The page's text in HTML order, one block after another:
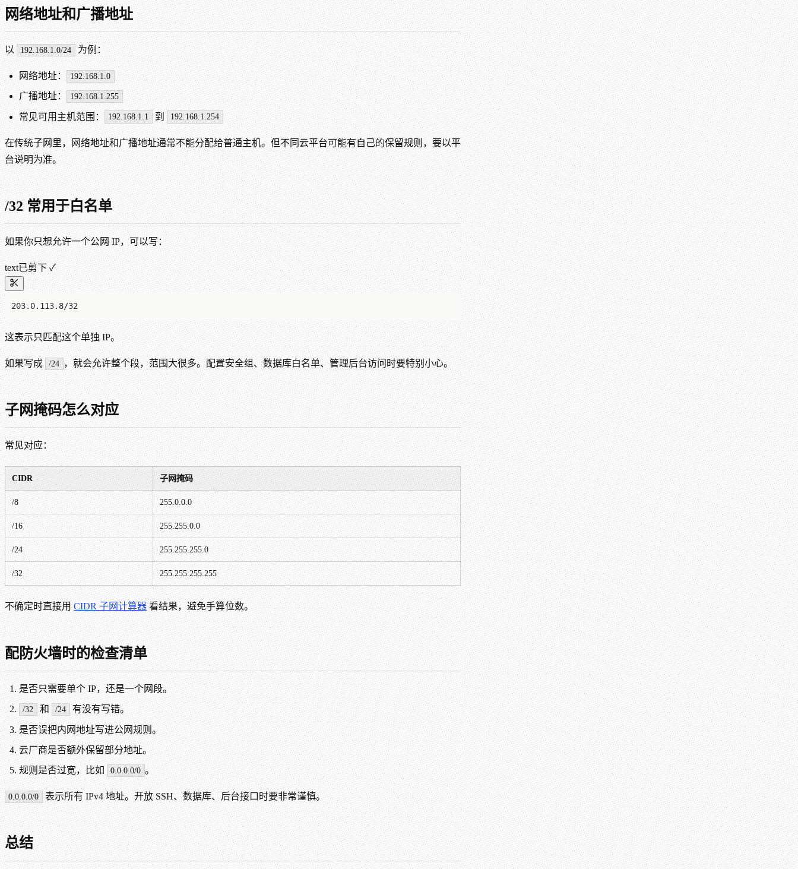
网络地址和广播地址
以 192.168.1.0/24 为例：
网络地址： 192.168.1.0
广播地址： 192.168.1.255
常见可用主机范围： 192.168.1.1 到 192.168.1.254
在传统子网里，网络地址和广播地址通常不能分配给普通主机。但不同云平台可能有自己的保留规则，要以平
台说明为准。
/32 常用于白名单
如果你只想允许一个公网 IP，可以写：
text已剪下 ✓
203.0.113.8/32
这表示只匹配这个单独 IP。
如果写成 /24 ，就会允许整个段，范围大很多。配置安全组、数据库白名单、管理后台访问时要特别小心。
子网掩码怎么对应
常见对应：
CIDR 子网掩码
/8 255.0.0.0
/16 255.255.0.0
/24 255.255.255.0
/32 255.255.255.255
不确定时直接用CIDR 子网计算器看结果，避免手算位数。
配防火墙时的检查清单
是否只需要单个 IP，还是一个网段。
/32 和 /24 有没有写错。
是否误把内网地址写进公网规则。
云厂商是否额外保留部分地址。
规则是否过宽，比如 0.0.0.0/0 。
0.0.0.0/0 表示所有 IPv4 地址。开放 SSH、数据库、后台接口时要非常谨慎。
总结